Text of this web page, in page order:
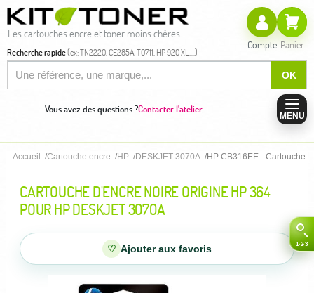
Les cartouches encre et toner moins chères
Recherche rapide(ex: TN2220, CE285A, T0711, HP 920 XL,...)
OK
Compte Panier
Vous avez des questions ?Contacter l'atelier
MENU
Accueil Cartouche encre HP DESKJET 3070A HP CB316EE - Cartouche
CARTOUCHE D'ENCRE NOIRE ORIGINE HP 364
POUR HP DESKJET 3070A
♡ Ajouter aux favoris